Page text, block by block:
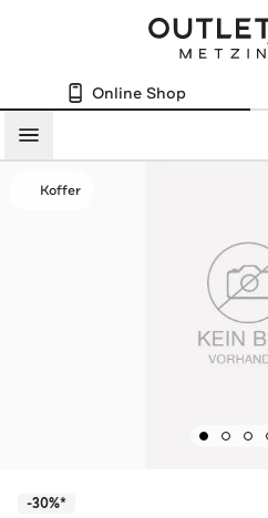
Online Shop
Menü
Koffer
-30%*